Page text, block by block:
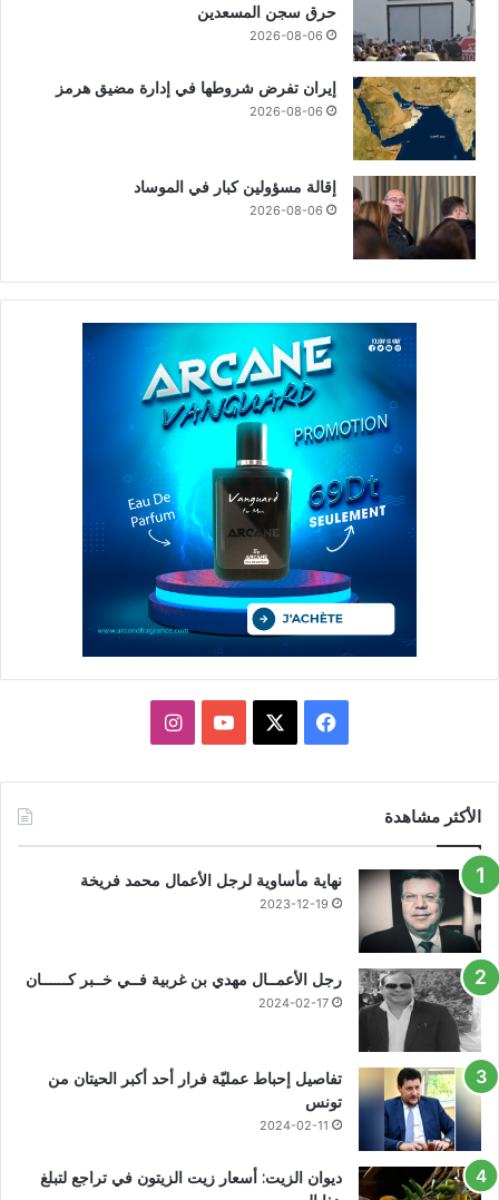
حرق سجن المسعدين
2026-08-06
إيران تفرض شروطها في إدارة مضيق هرمز
2026-08-06
إقالة مسؤولين كبار في الموساد
2026-08-06
فيسبوك يوتيوبانستقرام
الأكثر مشاهدة
نهاية مأساوية لرجل الأعمال محمد فريخة
2023-12-19
رجل الأعمــال مهدي بن غربية فــي خــبر كــــــان
2024-02-17
تفاصيل إحباط عمليّة فرار أحد أكبر الحيتان من
تونس
2024-02-11
ديوان الزيت: أسعار زيت الزيتون في تراجع لتبلغ